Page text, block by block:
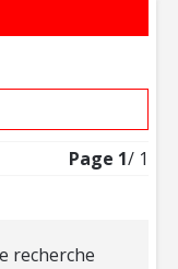
Page 1/ 1
recherche